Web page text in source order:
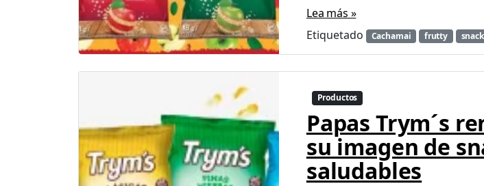
Lea más »
Etiquetado
Cachamai frutty
Productos
Papas Trym´s
su imagen de
saludables